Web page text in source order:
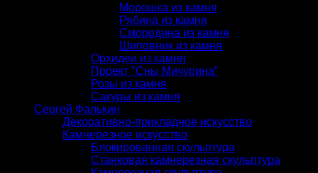
Морошка из камня
Рябина из камня
Смородина из камня
Шиповник из камня
Орхидеи из камня
Проект "Сны Мичурина"
Розы из камня
Сакуры из камня
Сергей Фалькин
Декоративно-прикладное искусство
Камнерезное искусство
Блокированная скульптура
Станковая камнерезная скульптура